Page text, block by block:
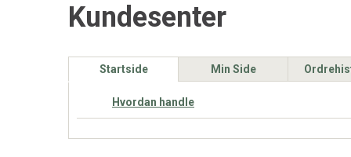
Kundesenter
Startside Min Side
Hvordan handle